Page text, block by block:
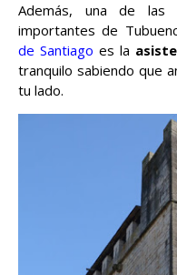
Además, una de las
importantes de
de Santiago es la
tranquilo sabiendo que
tu lado.